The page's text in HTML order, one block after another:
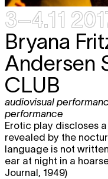
3–4.11
Bryana
Andersen
CLUB
audiovisual
performance
Erotic play discloses
revealed by the
language is not
ear at night in a
Journal, 1949)